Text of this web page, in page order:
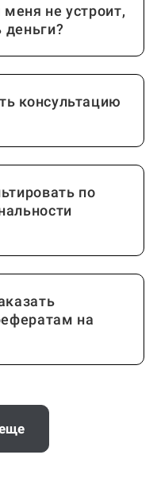
от 15 стр.
от 15 стр.
меня не устроит,
деньги?
консультацию
по
на
реферат на
по написанию